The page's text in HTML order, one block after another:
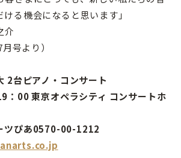
る機会になると思います」
介
号より）
2台ピアノ・コンサート
00 東京オペラシティ コンサートホ
ツぴあ0570-00-1212